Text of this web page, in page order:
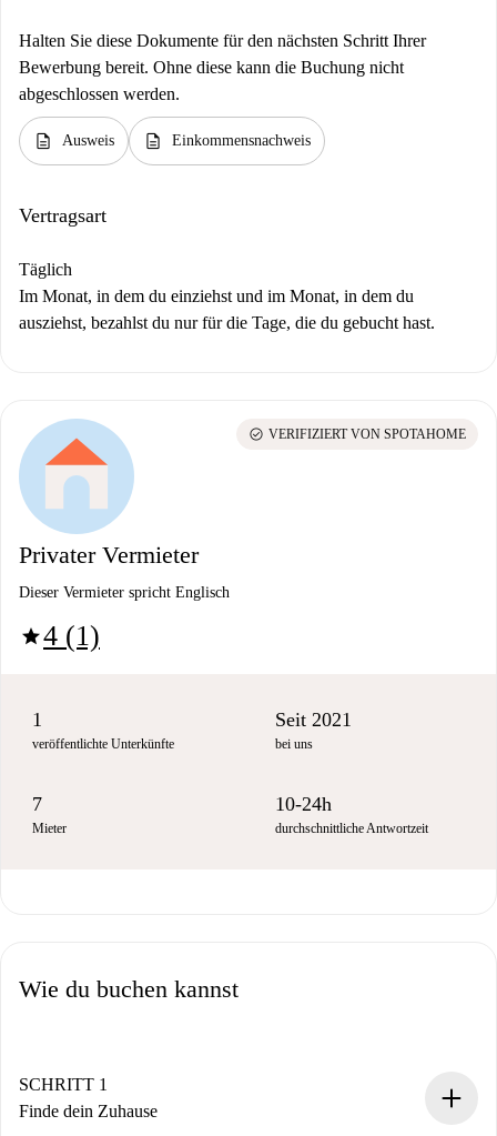
Halten Sie diese Dokumente für den nächsten Schritt Ihrer
Bewerbung bereit. Ohne diese kann die Buchung nicht
abgeschlossen werden.
description Ausweis description Einkommensnachweis
Vertragsart
Täglich
Im Monat, in dem du einziehst und im Monat, in dem du
ausziehst, bezahlst du nur für die Tage, die du gebucht hast.
Privater Vermieter
Dieser Vermieter spricht Englisch
star4 (1)
check_circle VERIFIZIERT VON SPOTAHOME
1
veröffentlichte Unterkünfte
Seit 2021
bei uns
7
Mieter
10-24h
durchschnittliche Antwortzeit
Wie du buchen kannst
SCHRITT 1
Finde dein Zuhause